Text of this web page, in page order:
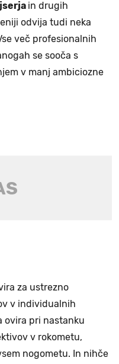
in drugih
odvija tudi neka
več profesionalnih
se sooča s
v manj ambiciozne
za ustrezno
v individualnih
ovira pri nastanku
v rokometu,
nogometu. In nihče